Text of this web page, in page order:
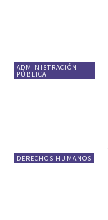
ADMINISTRACIÓN
PÚBLICA
DERECHOS HUMANOS